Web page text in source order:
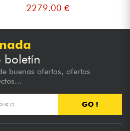
2279.00 €
boletín
buenas ofertas, ofertas
GO !